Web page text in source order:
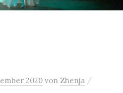
2020 von Zhenja /